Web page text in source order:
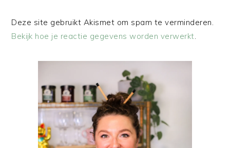
Deze site gebruikt Akismet om spam te verminderen.
Bekijk hoe je reactie gegevens worden verwerkt